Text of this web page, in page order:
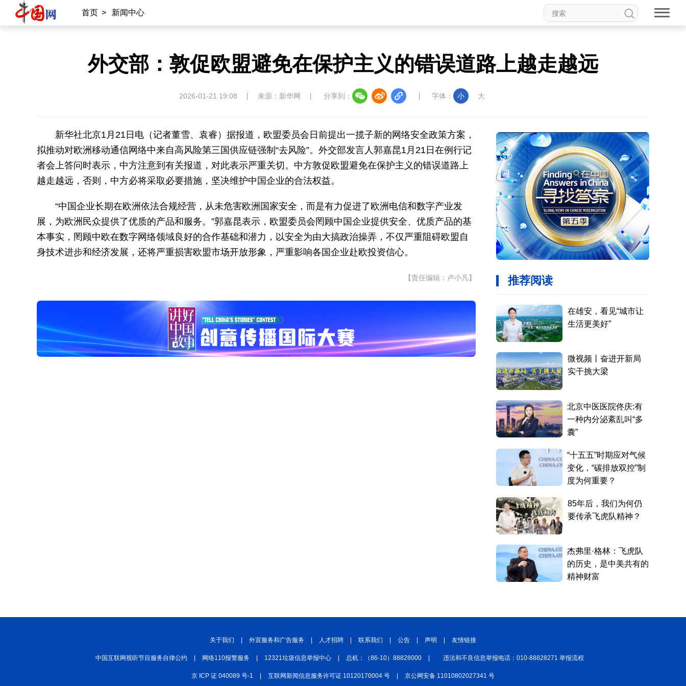
首页 > 新闻中心
外交部：敦促欧盟避免在保护主义的错误道路上越走越远
2026-01-21 19:08 来源：新华网 分享到： 字体： 小 大
新华社北京1月21日电（记者董雪、袁睿）据报道，欧盟委员会日前提出一揽子新的网络安全政策方案，
拟推动对欧洲移动通信网络中来自高风险第三国供应链强制“去风险”。外交部发言人郭嘉昆1月21日在例行记
者会上答问时表示，中方注意到有关报道，对此表示严重关切。中方敦促欧盟避免在保护主义的错误道路上
越走越远，否则，中方必将采取必要措施，坚决维护中国企业的合法权益。
“中国企业长期在欧洲依法合规经营，从未危害欧洲国家安全，而是有力促进了欧洲电信和数字产业发
展，为欧洲民众提供了优质的产品和服务。”郭嘉昆表示，欧盟委员会罔顾中国企业提供安全、优质产品的基
本事实，罔顾中欧在数字网络领域良好的合作基础和潜力，以安全为由大搞政治操弄，不仅严重阻碍欧盟自
身技术进步和经济发展，还将严重损害欧盟市场开放形象，严重影响各国企业赴欧投资信心。
【责任编辑：卢小凡】
关于我们 外宣服务和广告服务 人才招聘 联系我们 公告 声明 友情链接
中国互联网视听节目服务自律公约 网络110报警服务 12321垃圾信息举报中心 总机：（86-10）88828000 违法和不良信息举报电话：010-88828271 举报流程
京 ICP 证 040089 号-1 互联网新闻信息服务许可证 10120170004 号 京公网安备 11010802027341 号